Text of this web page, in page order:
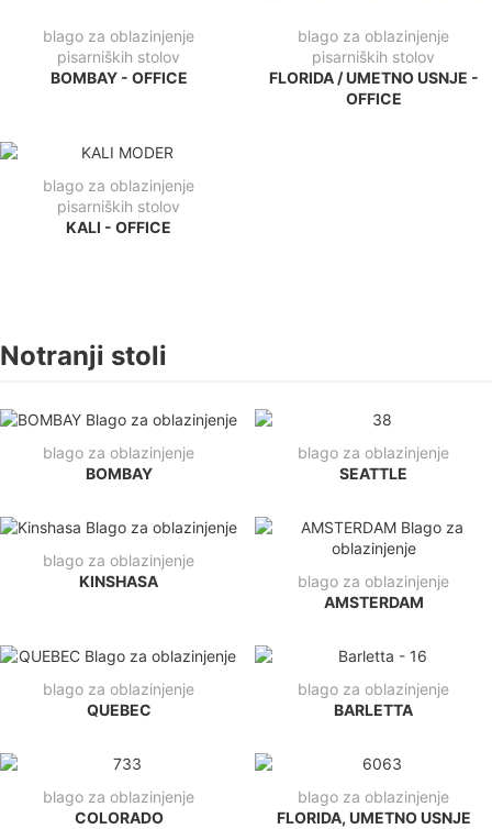
blago za oblazinjenje
pisarniških stolov
BOMBAY - OFFICE
blago za oblazinjenje
pisarniških stolov
FLORIDA / UMETNO USNJE -
OFFICE
blago za oblazinjenje
pisarniških stolov
KALI - OFFICE
Notranji stoli
blago za oblazinjenje
BOMBAY
blago za oblazinjenje
SEATTLE
blago za oblazinjenje
KINSHASA
blago za oblazinjenje
AMSTERDAM
blago za oblazinjenje
QUEBEC
blago za oblazinjenje
BARLETTA
blago za oblazinjenje
COLORADO
blago za oblazinjenje
FLORIDA, UMETNO USNJE